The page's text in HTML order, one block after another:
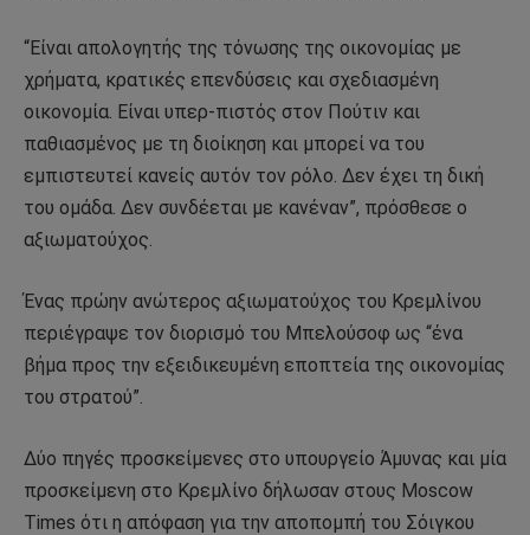
“Είναι απολογητής της τόνωσης της οικονομίας με
χρήματα, κρατικές επενδύσεις και σχεδιασμένη
οικονομία. Είναι υπερ-πιστός στον Πούτιν και
παθιασμένος με τη διοίκηση και μπορεί να του
εμπιστευτεί κανείς αυτόν τον ρόλο. Δεν έχει τη δική
του ομάδα. Δεν συνδέεται με κανέναν”, πρόσθεσε ο
αξιωματούχος.
Ένας πρώην ανώτερος αξιωματούχος του Κρεμλίνου
περιέγραψε τον διορισμό του Μπελούσοφ ως “ένα
βήμα προς την εξειδικευμένη εποπτεία της οικονομίας
του στρατού”.
Δύο πηγές προσκείμενες στο υπουργείο Άμυνας και μία
προσκείμενη στο Κρεμλίνο δήλωσαν στους Moscow
Times ότι η απόφαση για την αποπομπή του Σόιγκου